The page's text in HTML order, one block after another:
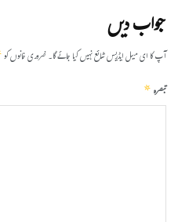
جواب دیں
آپ کا ای میل ایڈریس شائع نہیں کیا جائے گا۔ضروری خانوں کو
تبصرہ*